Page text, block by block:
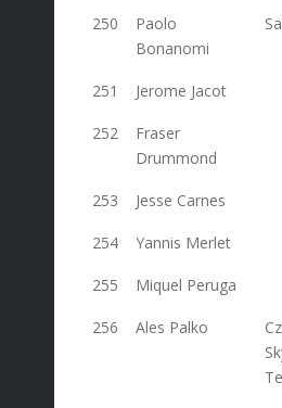
250
Paolo
Bonanomi
251 Jerome Jacot
252
Fraser
Drummond
253 Jesse Carnes
254 Yannis Merlet
255 Miquel Peruga
256 Ales Palko